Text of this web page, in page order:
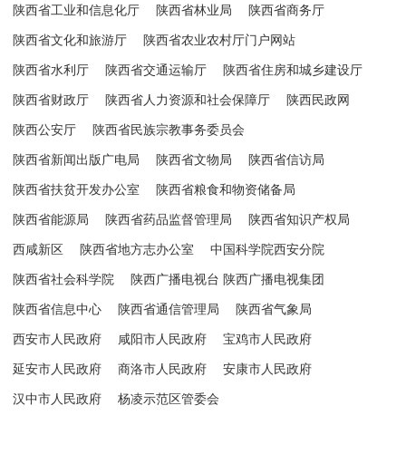
陕西省工业和信息化厅 陕西省林业局 陕西省商务厅
陕西省文化和旅游厅 陕西省农业农村厅门户网站
陕西省水利厅 陕西省交通运输厅 陕西省住房和城乡建设厅
陕西省财政厅 陕西省人力资源和社会保障厅 陕西民政网
陕西公安厅 陕西省民族宗教事务委员会
陕西省新闻出版广电局 陕西省文物局 陕西省信访局
陕西省扶贫开发办公室 陕西省粮食和物资储备局
陕西省能源局 陕西省药品监督管理局 陕西省知识产权局
西咸新区 陕西省地方志办公室 中国科学院西安分院
陕西省社会科学院 陕西广播电视台 陕西广播电视集团
陕西省信息中心 陕西省通信管理局 陕西省气象局
西安市人民政府 咸阳市人民政府 宝鸡市人民政府
延安市人民政府 商洛市人民政府 安康市人民政府
汉中市人民政府 杨凌示范区管委会